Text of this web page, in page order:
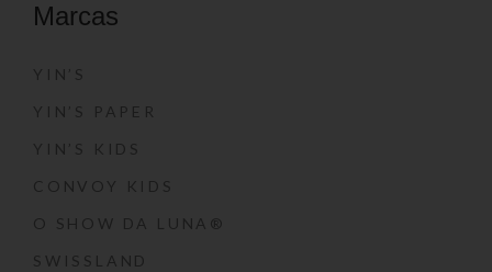
Marcas
YIN’S
YIN’S PAPER
YIN’S KIDS
CONVOY KIDS
O SHOW DA LUNA®
SWISSLAND